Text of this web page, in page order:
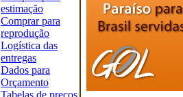
estimação
Comprar para
reprodução
Logística das
entregas
Dados para
Orçamento
Tabelas de preços